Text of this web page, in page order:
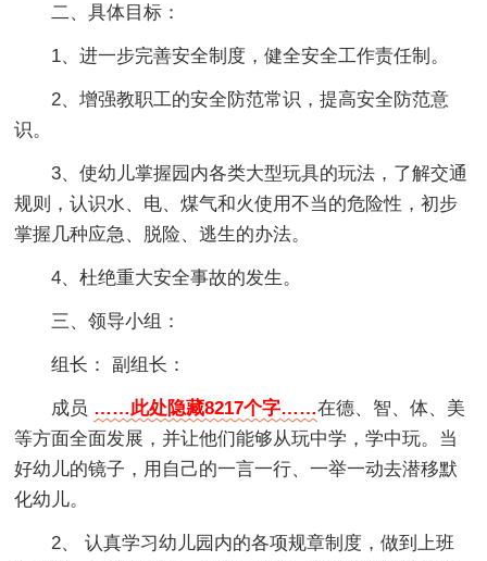
二、具体目标：
1、进一步完善安全制度，健全安全工作责任制。
2、增强教职工的安全防范常识，提高安全防范意
识。
3、使幼儿掌握园内各类大型玩具的玩法，了解交通
规则，认识水、电、煤气和火使用不当的危险性，初步
掌握几种应急、脱险、逃生的办法。
4、杜绝重大安全事故的发生。
三、领导小组：
组长： 副组长：
成员 ……此处隐藏8217个字……在德、智、体、美
等方面全面发展，并让他们能够从玩中学，学中玩。当
好幼儿的镜子，用自己的一言一行、一举一动去潜移默
化幼儿。
2、 认真学习幼儿园内的各项规章制度，做到上班